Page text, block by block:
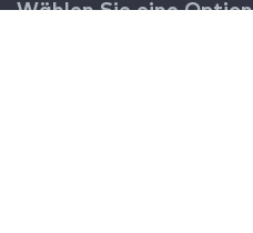
Wählen Sie eine Option